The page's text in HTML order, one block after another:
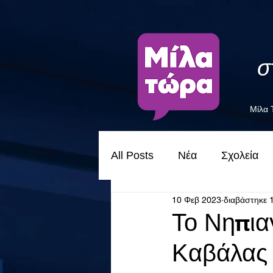
Μίλα
All Posts Νέα Σχολεία
Το
Καβάλας
10 Φεβ 2023 διαβάστηκε